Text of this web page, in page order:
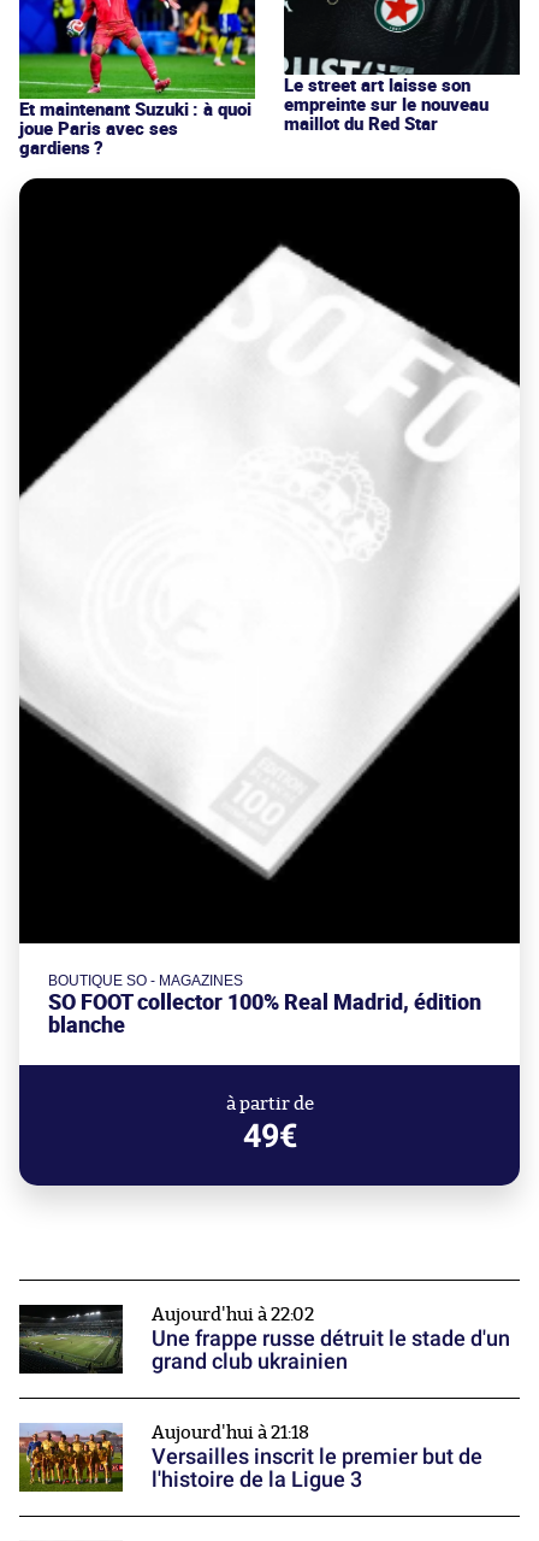
Et maintenant Suzuki : à quoi
joue Paris avec ses
gardiens ?
Le street art laisse son
empreinte sur le nouveau
maillot du Red Star
BOUTIQUE SO - MAGAZINES
SO FOOT collector 100% Real Madrid, édition
blanche
à partir de
49€
Aujourd'hui à 22:02
Une frappe russe détruit le stade d'un
grand club ukrainien
Aujourd'hui à 21:18
Versailles inscrit le premier but de
l'histoire de la Ligue 3